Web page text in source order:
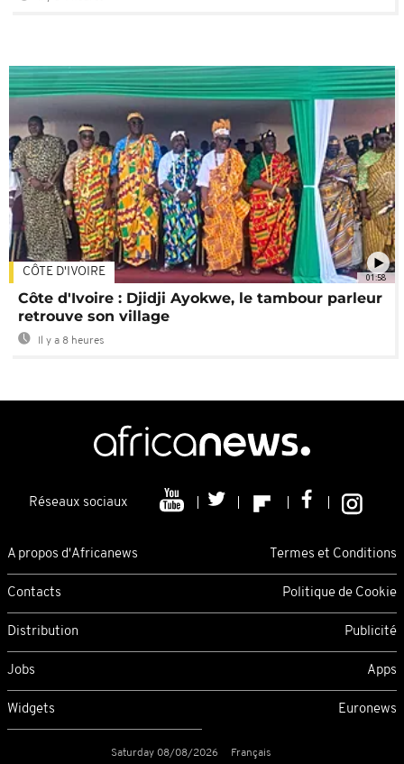
01:58
CÔTE D'IVOIRE
Côte d'Ivoire : Djidji Ayokwe, le tambour parleur
retrouve son village
Il y a 8 heures
Réseaux sociaux
A propos d'Africanews Termes et Conditions
Contacts Politique de Cookie
Distribution Publicité
Jobs Apps
Widgets Euronews
Saturday 08/08/2026